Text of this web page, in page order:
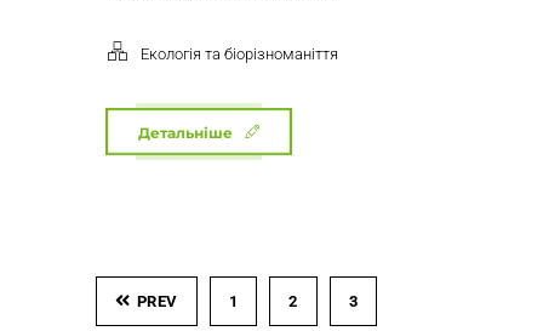
Екологія та біорізноманіття
Детальніше
PREV 1 2 3